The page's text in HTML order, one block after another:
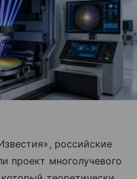
российские
проект многолучевого